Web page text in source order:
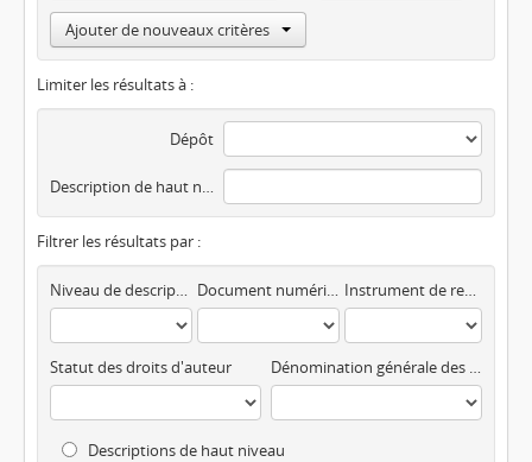
Ajouter de nouveaux critères
Limiter les résultats à :
Dépôt
Description de haut niveau
Filtrer les résultats par :
Niveau de description Document numérisé disponible Instrument de recherche
Statut des droits d'auteur Dénomination générale des documents
Descriptions de haut niveau